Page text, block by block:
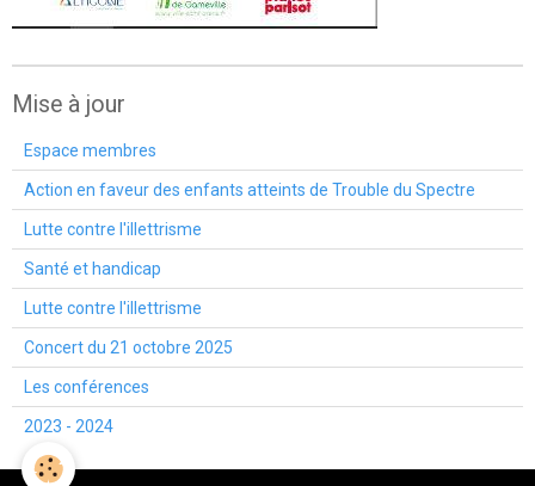
Mise à jour
Espace membres
Action en faveur des enfants atteints de Trouble du Spectre
Lutte contre l'illettrisme
Santé et handicap
Lutte contre l'illettrisme
Concert du 21 octobre 2025
Les conférences
2023 - 2024